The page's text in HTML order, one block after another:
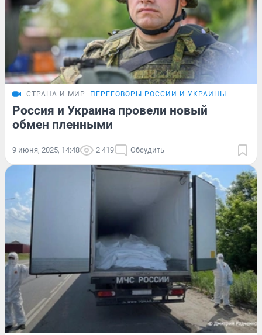
СТРАНА И МИР ПЕРЕГОВОРЫ РОССИИ И УКРАИНЫ
Россия и Украина провели новый
обмен пленными
9 июня, 2025, 14:48 2 419 Обсудить